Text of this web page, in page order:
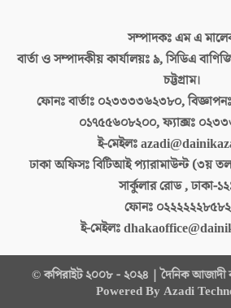
সম্পাদকঃএম এ
বার্তা ও সম্পাদকীয় কার্যালয়ঃ৯, সিডিএ
চট্টগ্রাম।
ফোনঃ বার্তাঃ ০২৩৩৩৩৬২৩৮০,
০১৭৫৫৬০৮২০০, ফ্যাক্সঃ
ই-মেইলঃ
ঢাকা অফিসঃবিটিআই প্যারামাউন্ট (৩য়
সার্কুলার রোড , ঢাকা-
ফোনঃ
ই-মেইলঃ
© কপিরাইট ২০০৮ - ২০২৪ | দৈনিক আজাদী
Powered By Azadi